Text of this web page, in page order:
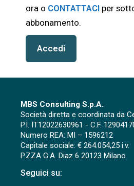
ora o CONTATTACI per
abbonamento.
Accedi
MBS Consulting S.p.A.
Società diretta e coordinata da
P.I. IT12022630961 - C.F.
Numero REA: MI – 1596212
Capitale sociale: € 264.054,25 i.v.
P.ZZA G.A. Diaz 6 20123 Milano
Seguici su: